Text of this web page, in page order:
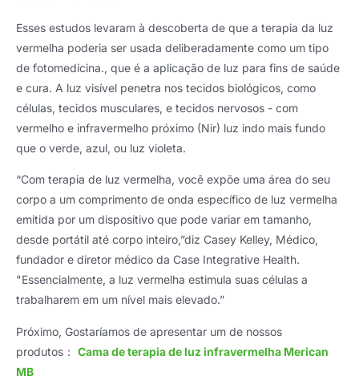
Esses estudos levaram à descoberta de que a terapia da luz
vermelha poderia ser usada deliberadamente como um tipo
de fotomedicina., que é a aplicação de luz para fins de saúde
e cura. A luz visível penetra nos tecidos biológicos, como
células, tecidos musculares, e tecidos nervosos - com
vermelho e infravermelho próximo (Nir) luz indo mais fundo
que o verde, azul, ou luz violeta.
“Com terapia de luz vermelha, você expõe uma área do seu
corpo a um comprimento de onda específico de luz vermelha
emitida por um dispositivo que pode variar em tamanho,
desde portátil até corpo inteiro,”diz Casey Kelley, Médico,
fundador e diretor médico da Case Integrative Health.
"Essencialmente, a luz vermelha estimula suas células a
trabalharem em um nível mais elevado.”
Próximo, Gostaríamos de apresentar um de nossos
produtos： Cama de terapia de luz infravermelha Merican
MB